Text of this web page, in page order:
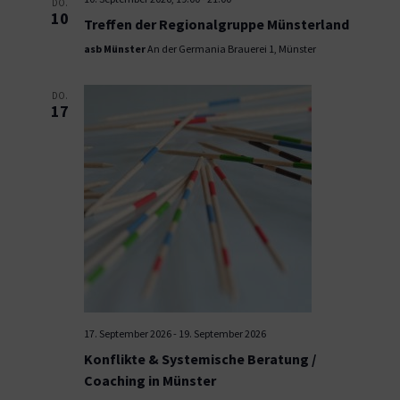
DO.
10 Treffen der Regionalgruppe Münsterland
asb MünsterAn der Germania Brauerei 1, Münster
DO.
17
17. September 2026- 19. September 2026
Konflikte & Systemische Beratung /
Coaching in Münster